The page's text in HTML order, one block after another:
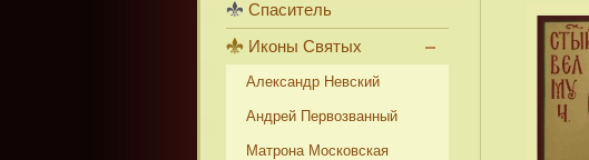
Спаситель
Иконы Святых
Александр Невский
Андрей Первозванный
Матрона Московская